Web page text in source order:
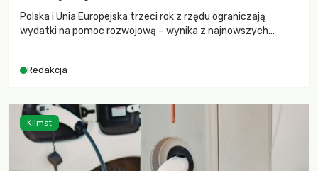
Polska i Unia Europejska trzeci rok z rzędu ograniczają
wydatki na pomoc rozwojową – wynika z najnowszych
odnotowano największe tąpnięcie ODA w historii. Jakie będą
kryzysami i ubóstwem?
Redakcja
Klimat